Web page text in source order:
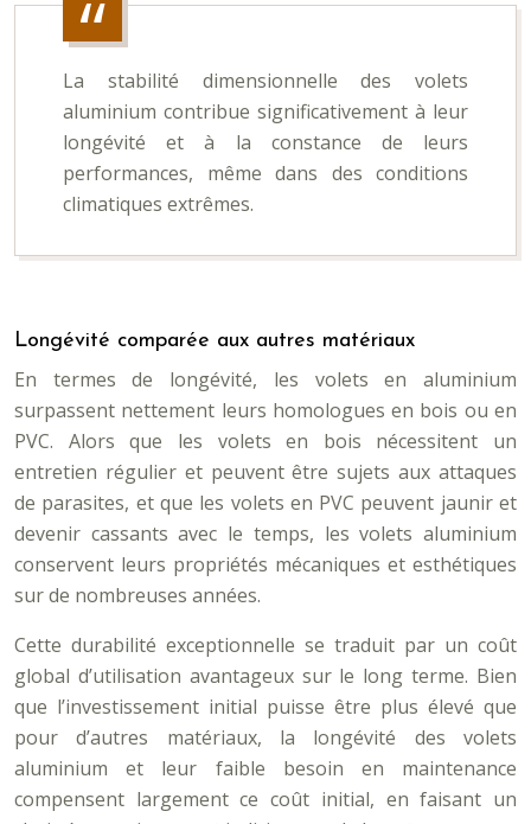
La stabilité dimensionnelle des volets
aluminium contribue significativement à leur
longévité et à la constance de leurs
performances, même dans des conditions
climatiques extrêmes.
Longévité comparée aux autres matériaux
En termes de longévité, les volets en aluminium
surpassent nettement leurs homologues en bois ou en
PVC. Alors que les volets en bois nécessitent un
entretien régulier et peuvent être sujets aux attaques
de parasites, et que les volets en PVC peuvent jaunir et
devenir cassants avec le temps, les volets aluminium
conservent leurs propriétés mécaniques et esthétiques
sur de nombreuses années.
Cette durabilité exceptionnelle se traduit par un coût
global d’utilisation avantageux sur le long terme. Bien
que l’investissement initial puisse être plus élevé que
pour d’autres matériaux, la longévité des volets
aluminium et leur faible besoin en maintenance
compensent largement ce coût initial, en faisant un